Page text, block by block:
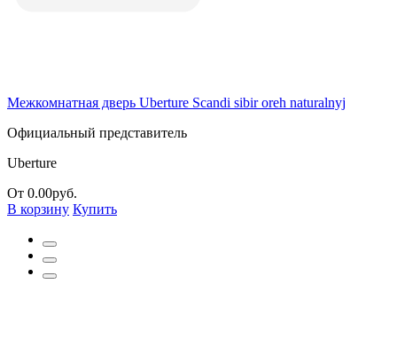
Межкомнатная дверь Uberture Scandi sibir oreh naturalnyj
Официальный представитель
Uberture
От 0.00руб.
В корзину Купить